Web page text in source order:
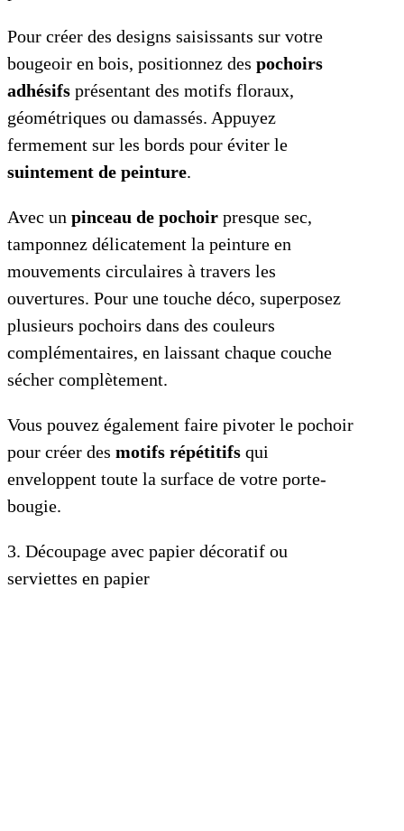
Pour créer des designs saisissants sur votre
bougeoir en bois, positionnez des pochoirs
adhésifs présentant des motifs floraux,
géométriques ou damassés. Appuyez
fermement sur les bords pour éviter le
suintement de peinture.
Avec un pinceau de pochoir presque sec,
tamponnez délicatement la peinture en
mouvements circulaires à travers les
ouvertures. Pour une touche déco, superposez
plusieurs pochoirs dans des couleurs
complémentaires, en laissant chaque couche
sécher complètement.
Vous pouvez également faire pivoter le pochoir
pour créer des motifs répétitifs qui
enveloppent toute la surface de votre porte-
bougie.
3. Découpage avec papier décoratif ou
serviettes en papier